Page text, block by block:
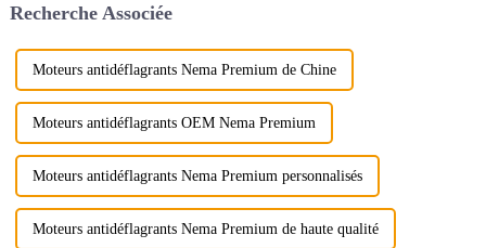
notamment si la tension...
Recherche Associée
Moteurs antidéflagrants Nema Premium de Chine
Moteurs antidéflagrants OEM Nema Premium
Moteurs antidéflagrants Nema Premium personnalisés
Moteurs antidéflagrants Nema Premium de haute qualité